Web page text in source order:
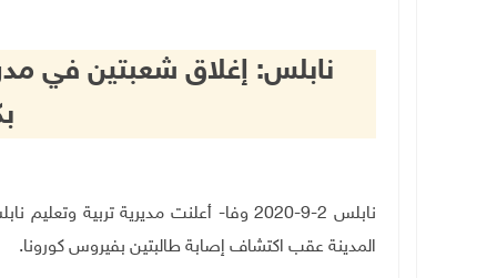
نابلس: إغلاق شعبتين في
نابلس 2-9-2020 وفا- أعلنت مديرية تربية
المدينة عقب اكتشاف إصابة طالبتين بفيروس كورونا.